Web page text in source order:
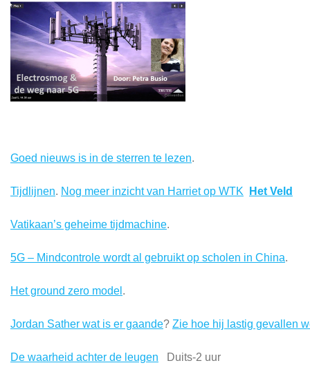
Goed nieuws is in de sterren te lezen.
Tijdlijnen. Nog meer inzicht van Harriet op WTK Het Veld
Vatikaan’s geheime tijdmachine.
5G – Mindcontrole wordt al gebruikt op scholen in China.
Het ground zero model .
Jordan Sather wat is er gaande? Zie hoe hij lastig gevallen
De waarheid achter de leugen Duits-2 uur